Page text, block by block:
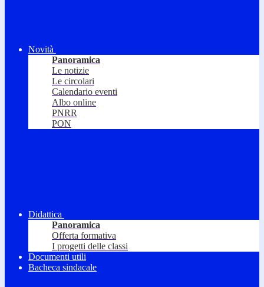
Novità
Panoramica
Le notizie
Le circolari
Calendario eventi
Albo online
PNRR
PON
Didattica
Panoramica
Offerta formativa
I progetti delle classi
Documenti utili
Bacheca sindacale